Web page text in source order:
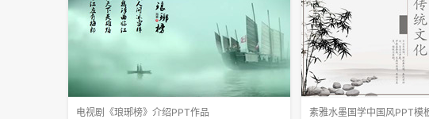
电视剧《琅琊榜》介绍PPT作品
素雅水墨国学中国风PPT模